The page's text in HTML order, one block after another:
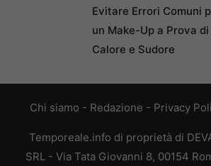
Evitare Errori Comuni
un Make-Up a Prova di
Calore e Sudore
Chi siamo - Redazione - Privacy
Temporeale.info di proprietà di
SRL - Via Tata Giovanni 8, 00154